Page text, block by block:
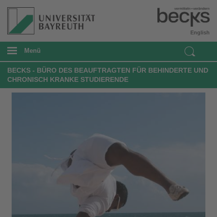
English
Menü
BECKS - BÜRO DES BEAUFTRAGTEN FÜR BEHINDERTE UND
CHRONISCH KRANKE STUDIERENDE